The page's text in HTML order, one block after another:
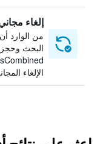
إلغاء
من الوارد
البحث
الإلغاء